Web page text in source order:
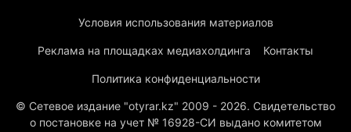
Условия использования материалов
Реклама на площадках медиахолдинга Контакты
Политика конфиденциальности
© Сетевое издание "otyrar.kz" 2009 - 2026. Свидетельство
о постановке на учет № 16928-СИ выдано комитетом